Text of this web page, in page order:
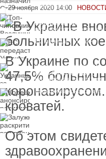
пресечения
Воздушных сил
вручили подозрение по
делу о растрате более
1 млрд гривен
ЕС передаст Украине
средства от доходов от
России
Украинцы за рубежом
могут потерять доступ
к госжилью и выплатам
Корецкий анонсировал
ревизию госбюджета
НАТО и предлагает
другие варианты
29 ноября 2020 14:00
В Украине по
47,5%
кроватей.
Об этом